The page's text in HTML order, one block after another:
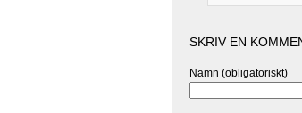
SKRIV EN
Namn (obligatoriskt)